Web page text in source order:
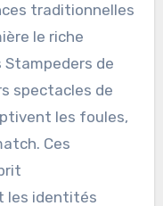
traditionnelles
le riche
Stampeders de
spectacles de
les foules,
Ces
les identités